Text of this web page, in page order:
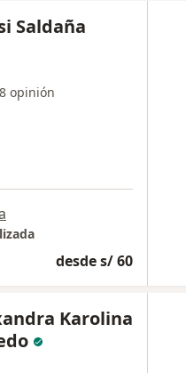
Saldaña
opinión
desde s/ 60
Karolina